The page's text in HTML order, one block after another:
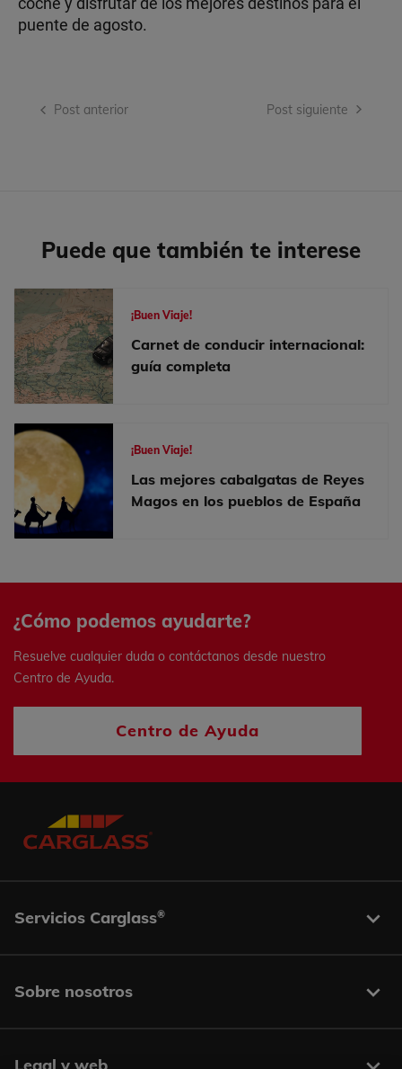
puente de agosto.
Navegación
Post anterior Post siguiente
Puede que también te interese
¡Buen Viaje!
Carnet de conducir internacional:
guía completa
¡Buen Viaje!
Las mejores cabalgatas de Reyes
Magos en los pueblos de España
¿Cómo podemos ayudarte?
Resuelve cualquier duda o contáctanos desde nuestro
Centro de Ayuda.
Centro de Ayuda
Servicios Carglass®
Sobre nosotros
Legal y web